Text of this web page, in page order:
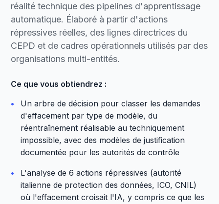
réalité technique des pipelines d'apprentissage
automatique. Élaboré à partir d'actions
répressives réelles, des lignes directrices du
CEPD et de cadres opérationnels utilisés par des
organisations multi-entités.
Ce que vous obtiendrez :
•
Un arbre de décision pour classer les demandes
d'effacement par type de modèle, du
réentraînement réalisable au techniquement
impossible, avec des modèles de justification
documentée pour les autorités de contrôle
•
L'analyse de 6 actions répressives (autorité
italienne de protection des données, ICO, CNIL)
où l'effacement croisait l'IA, y compris ce que les